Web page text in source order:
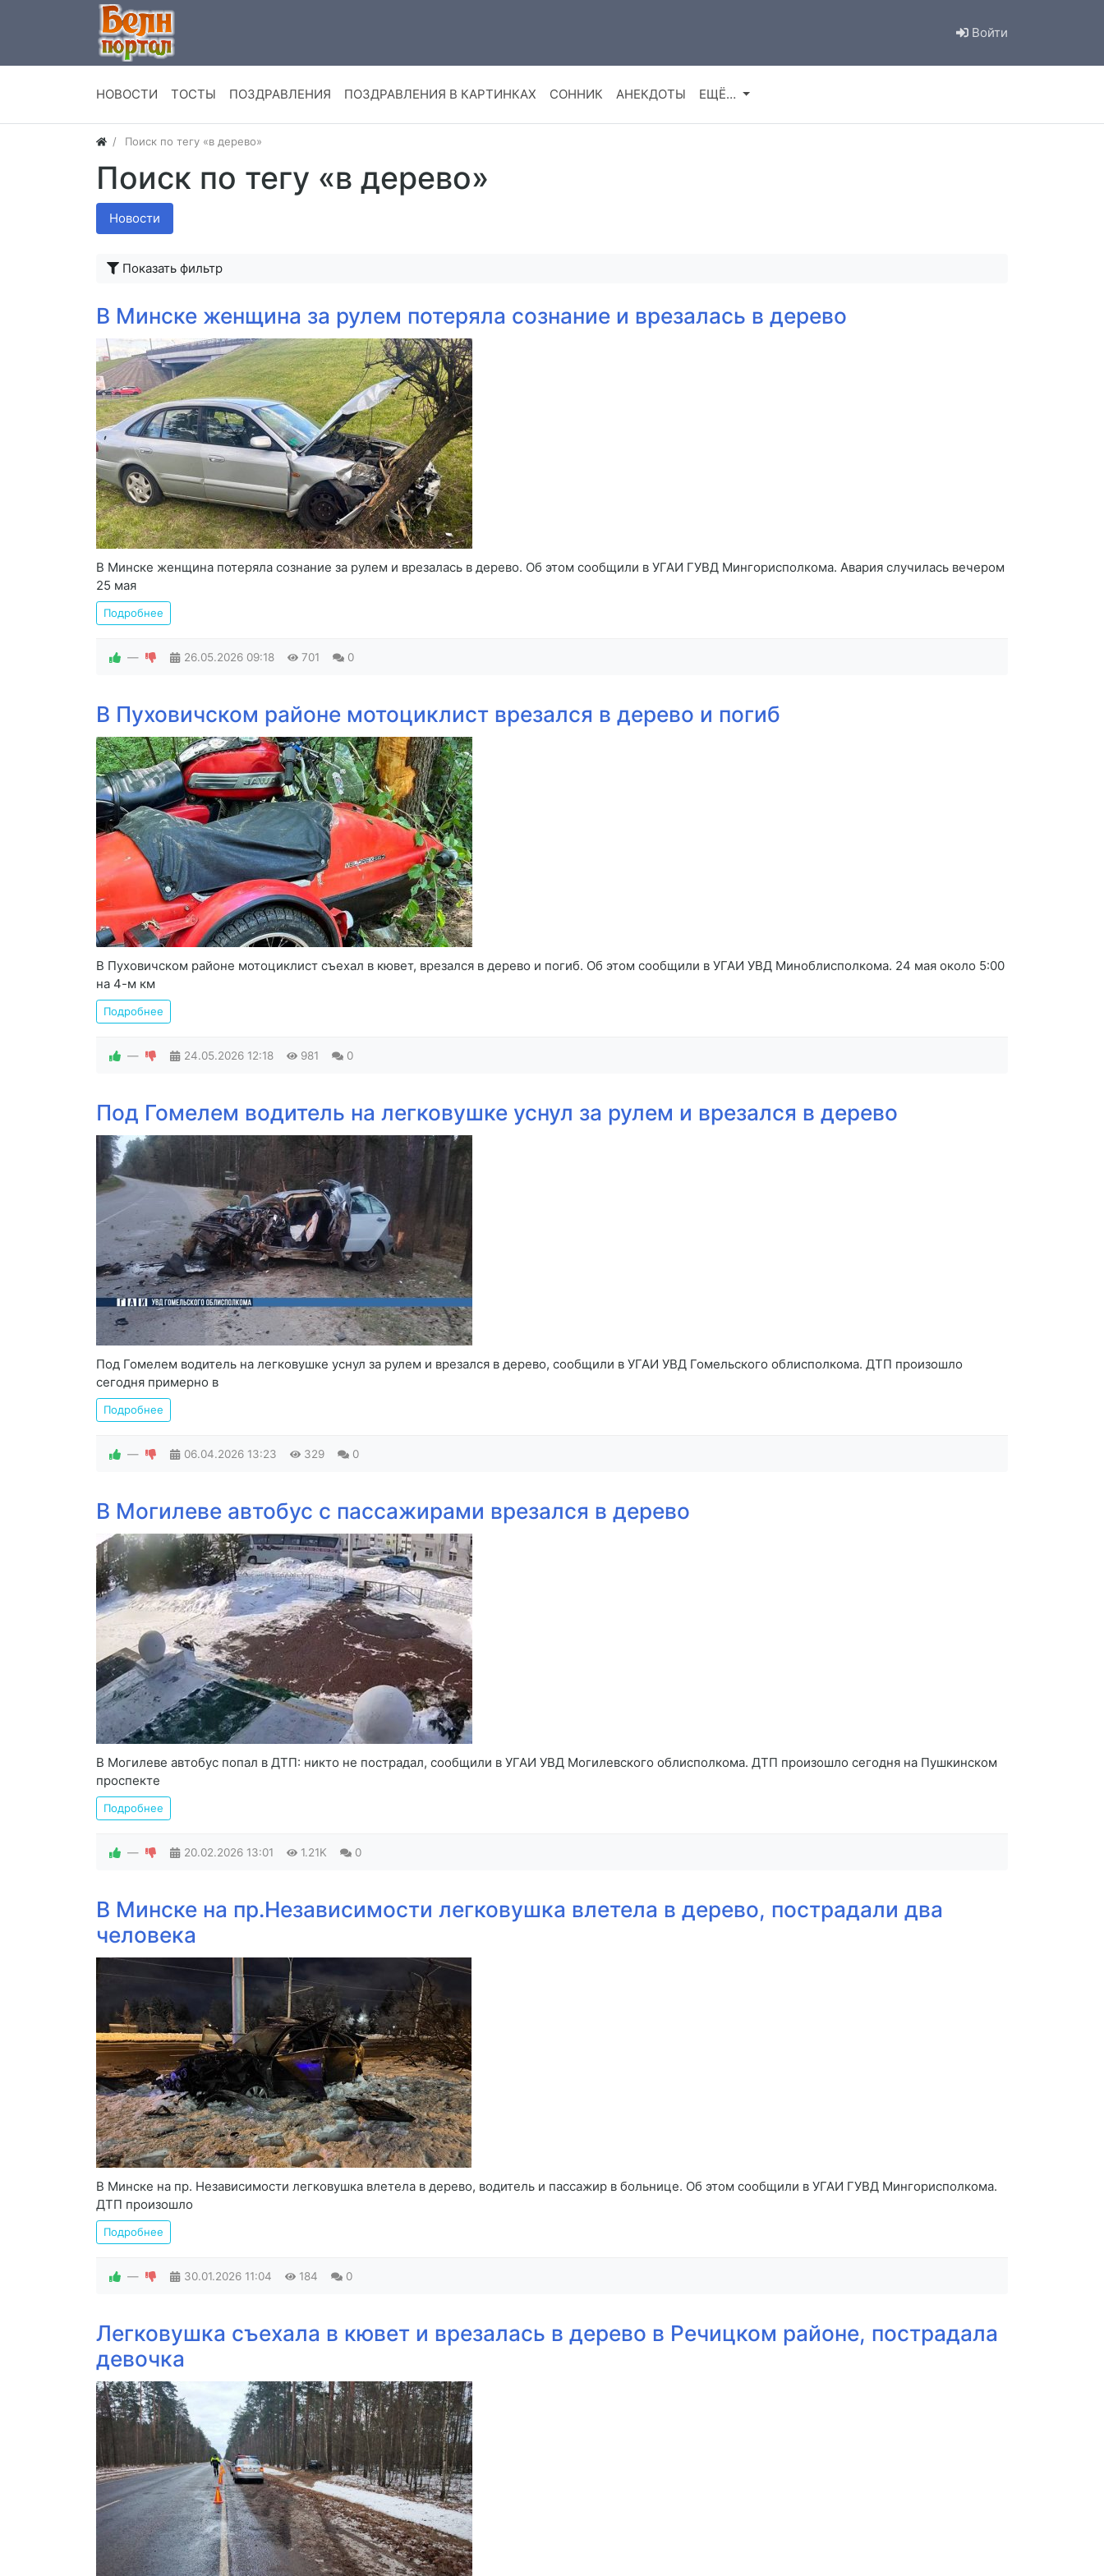
Войти
НОВОСТИ ТОСТЫ ПОЗДРАВЛЕНИЯ ПОЗДРАВЛЕНИЯ В КАРТИНКАХ СОННИК АНЕКДОТЫ ЕЩЁ…
Поиск по тегу «в дерево»
Поиск по тегу «в дерево»
Новости
Показать фильтр
В Минске женщина за рулем потеряла сознание и врезалась в дерево
В Минске женщина потеряла сознание за рулем и врезалась в дерево. Об этом сообщили в УГАИ ГУВД Мингорисполкома. Авария случилась вечером
25 мая
Подробнее
— 26.05.2026 09:18 701 0
В Пуховичском районе мотоциклист врезался в дерево и погиб
В Пуховичском районе мотоциклист съехал в кювет, врезался в дерево и погиб. Об этом сообщили в УГАИ УВД Миноблисполкома. 24 мая около 5:00
на 4-м км
Подробнее
— 24.05.2026 12:18 981 0
Под Гомелем водитель на легковушке уснул за рулем и врезался в дерево
Под Гомелем водитель на легковушке уснул за рулем и врезался в дерево, сообщили в УГАИ УВД Гомельского облисполкома. ДТП произошло
сегодня примерно в
Подробнее
— 06.04.2026 13:23 329 0
В Могилеве автобус с пассажирами врезался в дерево
В Могилеве автобус попал в ДТП: никто не пострадал, сообщили в УГАИ УВД Могилевского облисполкома. ДТП произошло сегодня на Пушкинском
проспекте
Подробнее
— 20.02.2026 13:01 1.21K 0
В Минске на пр.Независимости легковушка влетела в дерево, пострадали два
человека
В Минске на пр. Независимости легковушка влетела в дерево, водитель и пассажир в больнице. Об этом сообщили в УГАИ ГУВД Мингорисполкома.
ДТП произошло
Подробнее
— 30.01.2026 11:04 184 0
Легковушка съехала в кювет и врезалась в дерево в Речицком районе, пострадала
девочка